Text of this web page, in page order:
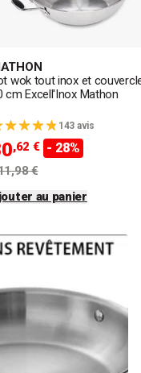
wok tout inox et
cm Excell'Inox Mathon
143 avis
,62 € - 28%
€
au panier